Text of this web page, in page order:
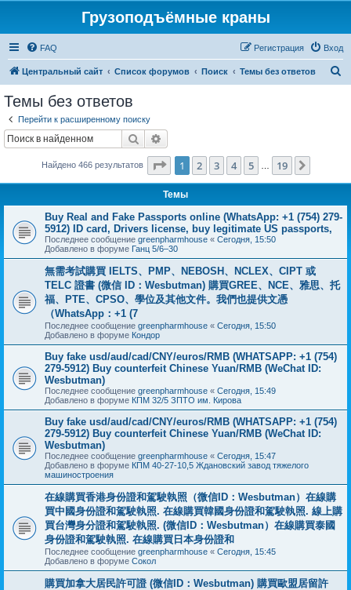
Грузоподъёмные краны
FAQ Вход
Регистрация
Центральный сайт Список форумов Поиск Темы без ответов
Темы без ответов
Перейти к расширенному поиску
Поиск
Найдено 466 результатов Страница из 19
1 2 3 4 5 19
Темы
Buy Real and Fake Passports online (WhatsApp: +1 (754) 279-
5912) ID card, Drivers license, buy legitimate US passports,
Последнее сообщение greenpharmhouse « Сегодня, 15:50
Добавлено в форуме Ганц 5/6–30
無需考試購買 IELTS、PMP、NEBOSH、NCLEX、CIPT 或
TELC 證書 (微信 ID：Wesbutman) 購買GREE、NCE、雅思、托
福、PTE、CPSO、學位及其他文件。我們也提供文憑
（WhatsApp：+1 (7
Последнее сообщение greenpharmhouse « Сегодня, 15:50
Добавлено в форуме Кондор
Buy fake usd/aud/cad/CNY/euros/RMB (WHATSAPP: +1 (754)
279-5912) Buy counterfeit Chinese Yuan/RMB (WeChat ID:
Wesbutman)
Последнее сообщение greenpharmhouse « Сегодня, 15:49
Добавлено в форуме КПМ 32/5 ЗПТО им. Кирова
Buy fake usd/aud/cad/CNY/euros/RMB (WHATSAPP: +1 (754)
279-5912) Buy counterfeit Chinese Yuan/RMB (WeChat ID:
Wesbutman)
Последнее сообщение greenpharmhouse « Сегодня, 15:47
Добавлено в форуме КПМ 40-27-10,5 Ждановский завод тяжелого
машиностроения
在線購買香港身份證和駕駛執照（微信ID：Wesbutman）在線購
買中國身份證和駕駛執照. 在線購買韓國身份證和駕駛執照. 線上購
買台灣身分證和駕駛執照. (微信ID：Wesbutman）在線購買泰國
身份證和駕駛執照. 在線購買日本身份證和
Последнее сообщение greenpharmhouse « Сегодня, 15:45
Добавлено в форуме Сокол
購買加拿大居民許可證 (微信ID：Wesbutman) 購買歐盟居留許